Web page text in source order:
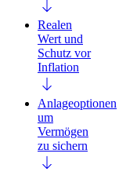
Realen
Wert und
Schutz vor
Inflation
Anlageoptionen
um
Vermögen
zu sichern